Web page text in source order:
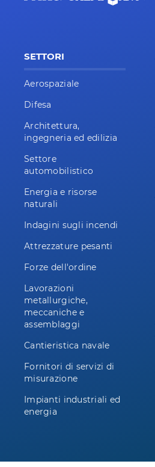
SETTORI
Aerospaziale
Difesa
Architettura,
ingegneria ed edilizia
Settore
automobilistico
Energia e risorse
naturali
Indagini sugli incendi
Attrezzature pesanti
Forze dell'ordine
Lavorazioni
metallurgiche,
meccaniche e
assemblaggi
Cantieristica navale
Fornitori di servizi di
misurazione
Impianti industriali ed
energia